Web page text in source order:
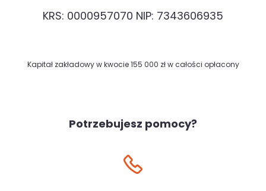
KRS: 0000957070 NIP: 7343606935
Kapitał zakładowy w kwocie 155 000 zł w całości opłacony
Potrzebujesz pomocy?